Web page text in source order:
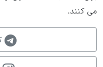
فصل دوره مربیگری ۲۰۲۲
می کنند.